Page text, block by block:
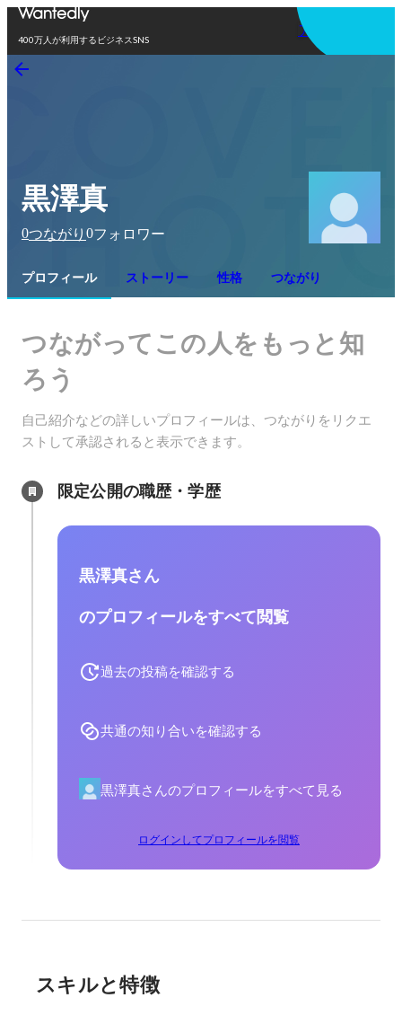
400万人が利用するビジネスSNS
アプリを使う
黒澤真
0つながり 0フォロワー
プロフィール ストーリー 性格 つながり
つながってこの人をもっと知
ろう
自己紹介などの詳しいプロフィールは、つながりをリクエ
ストして承認されると表示できます。
限定公開の職歴・学歴
黒澤真さん
のプロフィールをすべて閲覧
過去の投稿を確認する
共通の知り合いを確認する
黒澤真さんのプロフィールをすべて見る
ログインしてプロフィールを閲覧
スキルと特徴